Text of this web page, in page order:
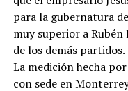
para la gubernatura
muy superior a Rubén
de los demás partidos.
La medición hecha
con sede en